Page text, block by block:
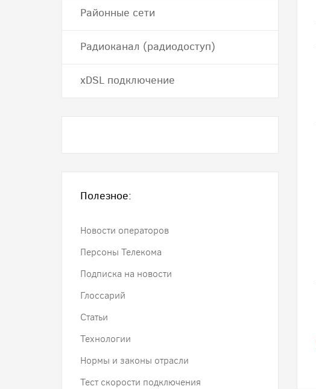
Районные сети
Радиоканал (радиодоступ)
хDSL подключение
Полезное:
Новости операторов
Персоны Телекома
Подписка на новости
Глоссарий
Статьи
Технологии
Нормы и законы отрасли
Тест скорости подключения